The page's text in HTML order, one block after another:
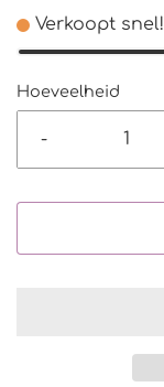
Verkoopt snel!
Hoeveelheid
-